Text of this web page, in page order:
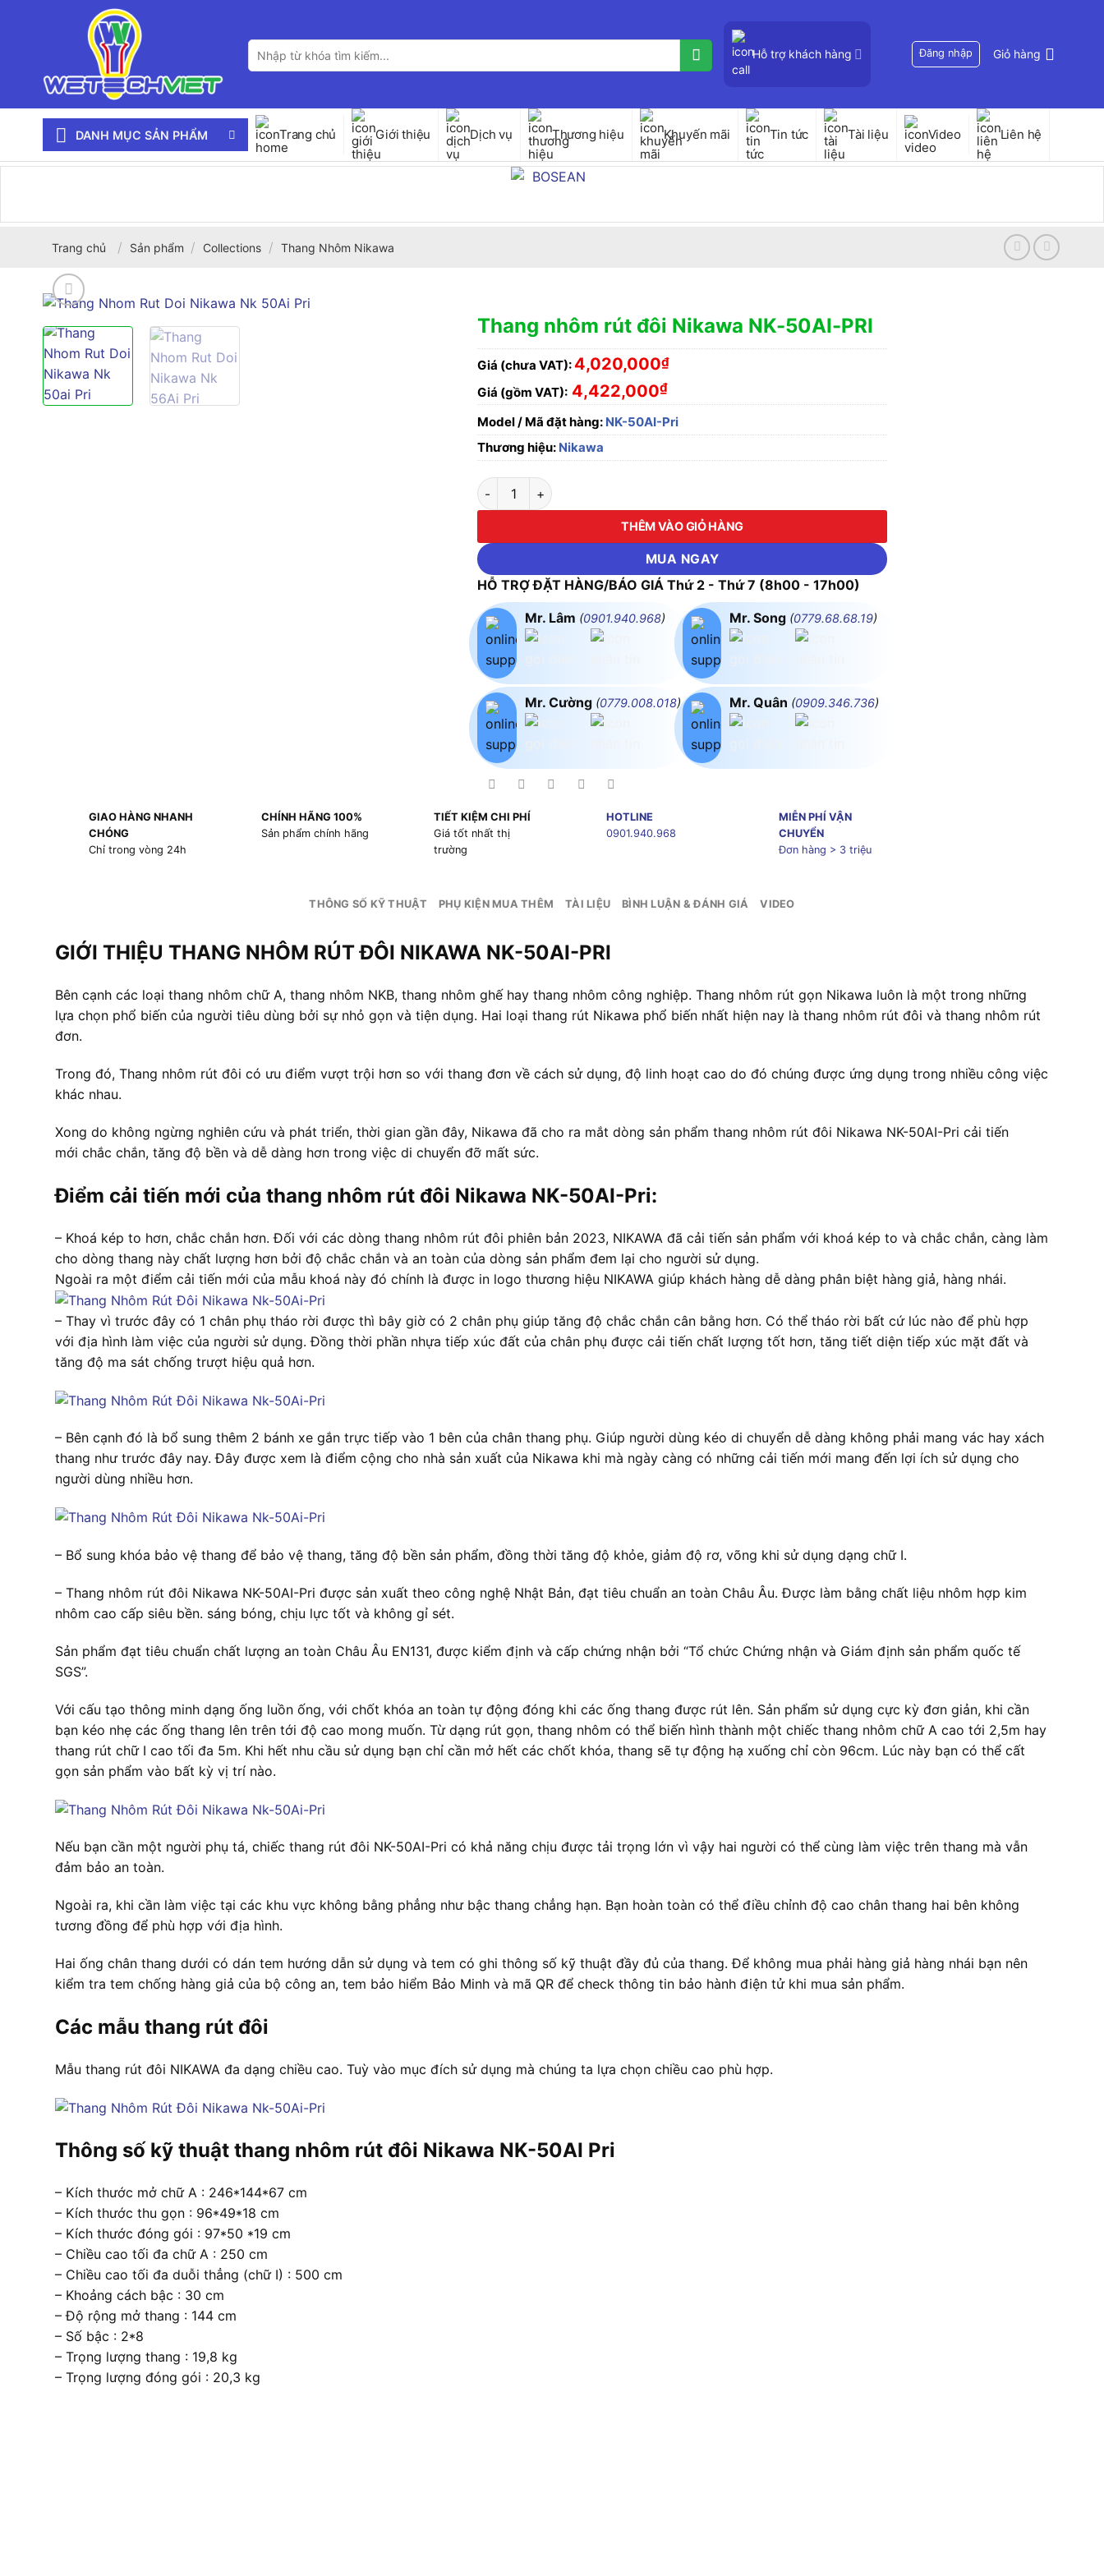
Tìm
kiếm:
Hỗ trợ khách hàng Đăng nhập Giỏ hàng
DANH MỤC SẢN PHẨM Trang chủ Giới thiệu Dịch vụ Thương hiệu Khuyến mãi Tin tức Tài liệu Video Liên hệ
Trang chủ / Sản phẩm / Collections / Thang Nhôm Nikawa
Thang nhôm rút đôi Nikawa NK-50AI-PRI
Giá (chưa VAT): 4,020,000₫
Giá (gồm VAT): 4,422,000₫
Model / Mã đặt hàng: NK-50AI-Pri
Thương hiệu: Nikawa
Thang nhôm rút đôi Nikawa NK-50AI-PRI số lượng
THÊM VÀO GIỎ HÀNG
MUA NGAY
HỖ TRỢ ĐẶT HÀNG/BÁO GIÁ Thứ 2 - Thứ 7 (8h00 - 17h00)
Mr. Lâm (0901.940.968)
Mr. Cường (0779.008.018)
Mr. Song (0779.68.68.19)
Mr. Quân (0909.346.736)
GIAO HÀNG NHANH
CHÓNG
Chỉ trong vòng 24h
CHÍNH HÃNG 100%
Sản phẩm chính hãng
TIẾT KIỆM CHI PHÍ
Giá tốt nhất thị
trường
HOTLINE
0901.940.968
MIỄN PHÍ VẬN
CHUYỂN
Đơn hàng > 3 triệu
THÔNG SỐ KỸ THUẬT PHỤ KIỆN MUA THÊM TÀI LIỆU BÌNH LUẬN & ĐÁNH GIÁ VIDEO
GIỚI THIỆU THANG NHÔM RÚT ĐÔI NIKAWA NK-50AI-PRI
Bên cạnh các loại thang nhôm chữ A, thang nhôm NKB, thang nhôm ghế hay thang nhôm công nghiệp. Thang nhôm rút gọn Nikawa luôn là một trong những
lựa chọn phổ biến của người tiêu dùng bởi sự nhỏ gọn và tiện dụng. Hai loại thang rút Nikawa phổ biến nhất hiện nay là thang nhôm rút đôi và thang nhôm rút
đơn.
Trong đó, Thang nhôm rút đôi có ưu điểm vượt trội hơn so với thang đơn về cách sử dụng, độ linh hoạt cao do đó chúng được ứng dụng trong nhiều công việc
khác nhau.
Xong do không ngừng nghiên cứu và phát triển, thời gian gần đây, Nikawa đã cho ra mắt dòng sản phẩm thang nhôm rút đôi Nikawa NK-50AI-Pri cải tiến
mới chắc chắn, tăng độ bền và dễ dàng hơn trong việc di chuyển đỡ mất sức.
Điểm cải tiến mới của thang nhôm rút đôi Nikawa NK-50AI-Pri:
– Khoá kép to hơn, chắc chắn hơn. Đối với các dòng thang nhôm rút đôi phiên bản 2023, NIKAWA đã cải tiến sản phẩm với khoá kép to và chắc chắn, càng làm
cho dòng thang này chất lượng hơn bởi độ chắc chắn và an toàn của dòng sản phẩm đem lại cho người sử dụng.
Ngoài ra một điểm cải tiến mới của mẫu khoá này đó chính là được in logo thương hiệu NIKAWA giúp khách hàng dễ dàng phân biệt hàng giả, hàng nhái.
– Thay vì trước đây có 1 chân phụ tháo rời được thì bây giờ có 2 chân phụ giúp tăng độ chắc chắn cân bằng hơn. Có thể tháo rời bất cứ lúc nào để phù hợp
với địa hình làm việc của người sử dụng. Đồng thời phần nhựa tiếp xúc đất của chân phụ được cải tiến chất lượng tốt hơn, tăng tiết diện tiếp xúc mặt đất và
tăng độ ma sát chống trượt hiệu quả hơn.
– Bên cạnh đó là bổ sung thêm 2 bánh xe gắn trực tiếp vào 1 bên của chân thang phụ. Giúp người dùng kéo di chuyển dễ dàng không phải mang vác hay xách
thang như trước đây nay. Đây được xem là điểm cộng cho nhà sản xuất của Nikawa khi mà ngày càng có những cải tiến mới mang đến lợi ích sử dụng cho
người dùng nhiều hơn.
– Bổ sung khóa bảo vệ thang để bảo vệ thang, tăng độ bền sản phẩm, đồng thời tăng độ khỏe, giảm độ rơ, võng khi sử dụng dạng chữ I.
– Thang nhôm rút đôi Nikawa NK-50AI-Pri được sản xuất theo công nghệ Nhật Bản, đạt tiêu chuẩn an toàn Châu Âu. Được làm bằng chất liệu nhôm hợp kim
nhôm cao cấp siêu bền. sáng bóng, chịu lực tốt và không gỉ sét.
Sản phẩm đạt tiêu chuẩn chất lượng an toàn Châu Âu EN131, được kiểm định và cấp chứng nhận bởi “Tổ chức Chứng nhận và Giám định sản phẩm quốc tế
SGS”.
Với cấu tạo thông minh dạng ống luồn ống, với chốt khóa an toàn tự động đóng khi các ống thang được rút lên. Sản phẩm sử dụng cực kỳ đơn giản, khi cần
bạn kéo nhẹ các ống thang lên trên tới độ cao mong muốn. Từ dạng rút gọn, thang nhôm có thể biến hình thành một chiếc thang nhôm chữ A cao tới 2,5m hay
thang rút chữ I cao tối đa 5m. Khi hết nhu cầu sử dụng bạn chỉ cần mở hết các chốt khóa, thang sẽ tự động hạ xuống chỉ còn 96cm. Lúc này bạn có thể cất
gọn sản phẩm vào bất kỳ vị trí nào.
Nếu bạn cần một người phụ tá, chiếc thang rút đôi NK-50AI-Pri có khả năng chịu được tải trọng lớn vì vậy hai người có thể cùng làm việc trên thang mà vẫn
đảm bảo an toàn.
Ngoài ra, khi cần làm việc tại các khu vực không bằng phẳng như bậc thang chẳng hạn. Bạn hoàn toàn có thể điều chỉnh độ cao chân thang hai bên không
tương đồng để phù hợp với địa hình.
Hai ống chân thang dưới có dán tem hướng dẫn sử dụng và tem có ghi thông số kỹ thuật đầy đủ của thang. Để không mua phải hàng giả hàng nhái bạn nên
kiểm tra tem chống hàng giả của bộ công an, tem bảo hiểm Bảo Minh và mã QR để check thông tin bảo hành điện tử khi mua sản phẩm.
Các mẫu thang rút đôi
Mẫu thang rút đôi NIKAWA đa dạng chiều cao. Tuỳ vào mục đích sử dụng mà chúng ta lựa chọn chiều cao phù hợp.
Thông số kỹ thuật thang nhôm rút đôi Nikawa NK-50AI Pri
– Kích thước mở chữ A : 246*144*67 cm
– Kích thước thu gọn : 96*49*18 cm
– Kích thước đóng gói : 97*50 *19 cm
– Chiều cao tối đa chữ A : 250 cm
– Chiều cao tối đa duỗi thẳng (chữ I) : 500 cm
– Khoảng cách bậc : 30 cm
– Độ rộng mở thang : 144 cm
– Số bậc : 2*8
– Trọng lượng thang : 19,8 kg
– Trọng lượng đóng gói : 20,3 kg